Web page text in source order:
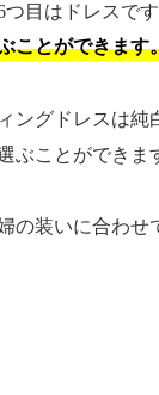
目はドレスです
ことができます
ングドレスは
ぶことができま
の装いに合わせ